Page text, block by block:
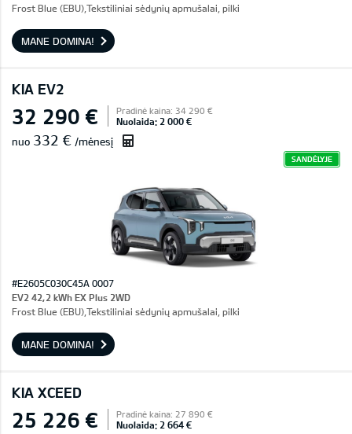
Frost Blue (EBU),Tekstiliniai sėdynių apmušalai, pilki
MANE DOMINA!
KIA EV2
32 290 € Pradinė kaina: 34 290 €
Nuolaida: 2 000 €
nuo 332 € /mėnesį
SANDĖLYJE
#E2605C030C45A 0007
EV2 42,2 kWh EX Plus 2WD
Frost Blue (EBU),Tekstiliniai sėdynių apmušalai, pilki
MANE DOMINA!
KIA XCEED
25 226 € Pradinė kaina: 27 890 €
Nuolaida: 2 664 €